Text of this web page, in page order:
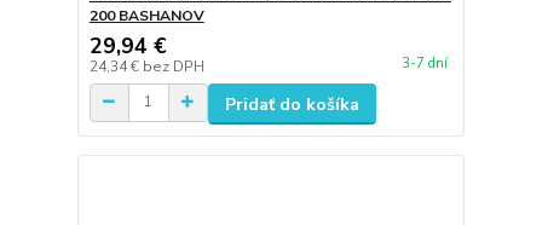
200 BASHANOV
29,94 €
24,34 € bez DPH 3-7 dní
Pridať do košíka